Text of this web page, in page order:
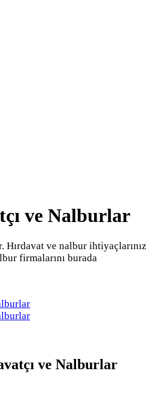
ve Nalburlar
Hırdavat ve nalbur ihtiyaçlarınız
firmalarını burada
ve Nalburlar